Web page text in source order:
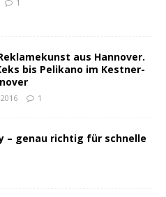
1
aus Hannover.
bis Pelikano im Kestner-
1
– genau richtig für schnelle